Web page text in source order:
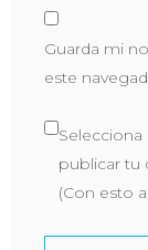
Guarda mi
este
Selecciona
publicar tu
(Con esto